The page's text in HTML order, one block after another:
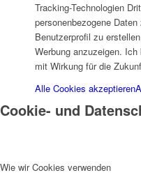
Tracking-Technologien
personenbezogene
Benutzerprofil zu
Werbung anzuzeigen.
mit Wirkung für die
Alle Cookies akzeptieren
Cookie- und
Wie wir Cookies verwenden